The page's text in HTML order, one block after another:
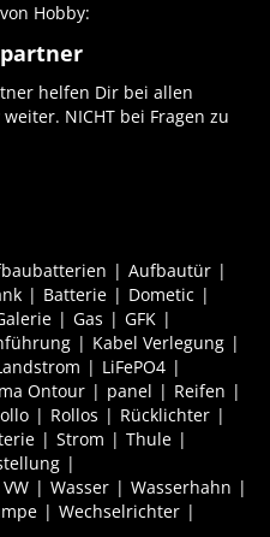
Hobby:
helfen Dir bei allen
NICHT bei Fragen zu
Aufbautür
Batterie
Dometic
Gas
GFK
Kabel Verlegung
LiFePO4
Ontour panel
Reifen
Rollos
Rücklichter
Strom
Thule
VW Wasser
Wasserhahn
Wechselrichter